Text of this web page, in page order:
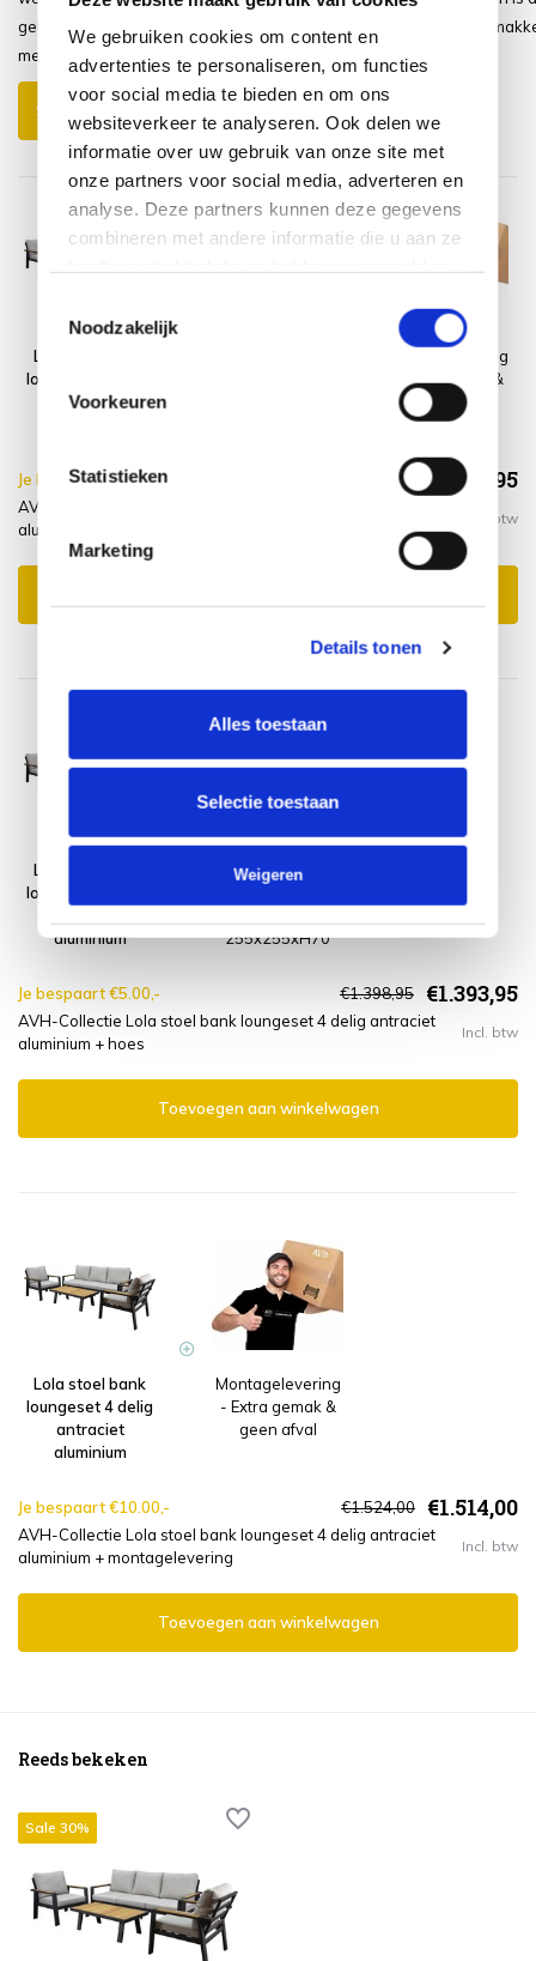
We gebruiken cookies om content en
advertenties te personaliseren, om functies
voor social media te bieden en om ons
websiteverkeer te analyseren. Ook delen we
informatie over uw gebruik van onze site met
onze partners voor social media, adverteren en
analyse. Deze partners kunnen deze gegevens
combineren met andere informatie die u aan ze
Noodzakelijk
Voorkeuren
Statistieken
Marketing
Details tonen
Alles toestaan
Selectie toestaan
Weigeren
geleverd en heel eenvoudig in
mekaar te zetten top tuinset
aluminium constructie
verplaatsen.
Schrijf je eigen review
Lola stoel bank
loungeset 4 delig
antraciet
Montagelevering
- Extra gemak &
geen afval
Je bespaart €15.00,- €1.623,95 €1.608,95
AVH-Collectie Lola stoel bank loungeset 4 delig antraciet
aluminium + hoes + montagelevering
Incl. btw
Lola stoel bank
loungeset 4 delig
aluminium
Platinum
255x255xH70
Je bespaart €5.00,- €1.398,95 €1.393,95
AVH-Collectie Lola stoel bank loungeset 4 delig antraciet
aluminium + hoes
Incl. btw
Toevoegen aan winkelwagen
Lola stoel bank
loungeset 4 delig
antraciet
aluminium
Montagelevering
- Extra gemak &
geen afval
Je bespaart €10.00,- €1.524,00 €1.514,00
AVH-Collectie Lola stoel bank loungeset 4 delig antraciet
aluminium + montagelevering
Incl. btw
Toevoegen aan winkelwagen
Reeds bekeken
Sale 30%